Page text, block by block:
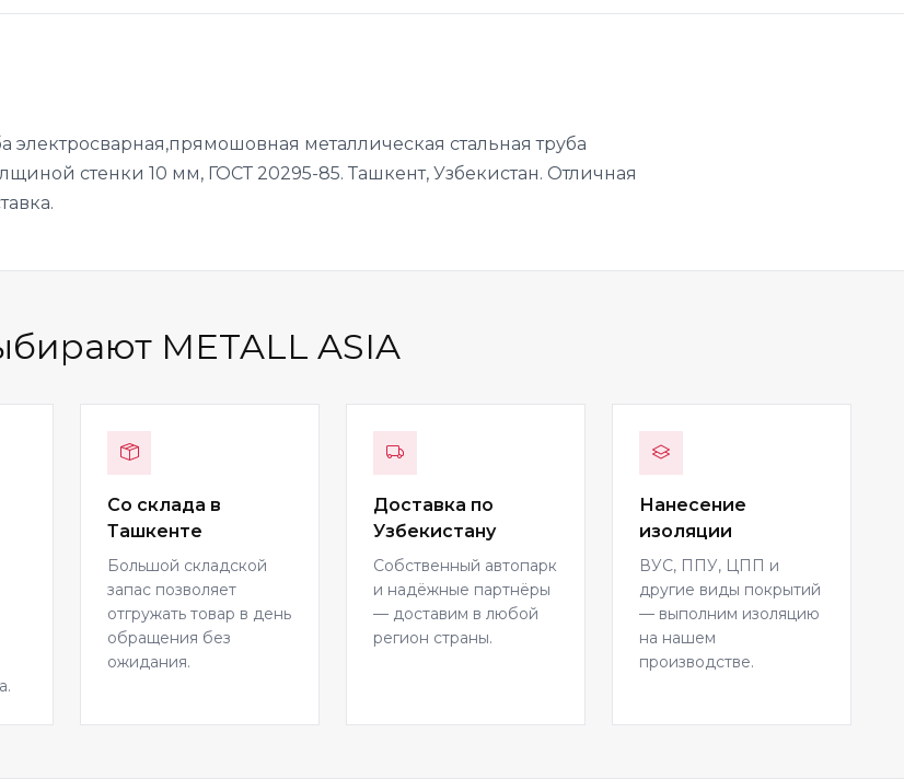
электросварная,прямошовная металлическая стальная труба
стенки 10 мм, ГОСТ 20295-85. Ташкент, Узбекистан. Отличная
METALL ASIA
Со склада в
Ташкенте
Большой складской
запас позволяет
отгружать товар в день
обращения без
ожидания.
Доставка по
Узбекистану
Собственный автопарк
и надёжные партнёры
— доставим в любой
регион страны.
Нанесение
изоляции
ВУС, ППУ, ЦПП и
другие виды покрытий
— выполним изоляцию
на нашем
производстве.